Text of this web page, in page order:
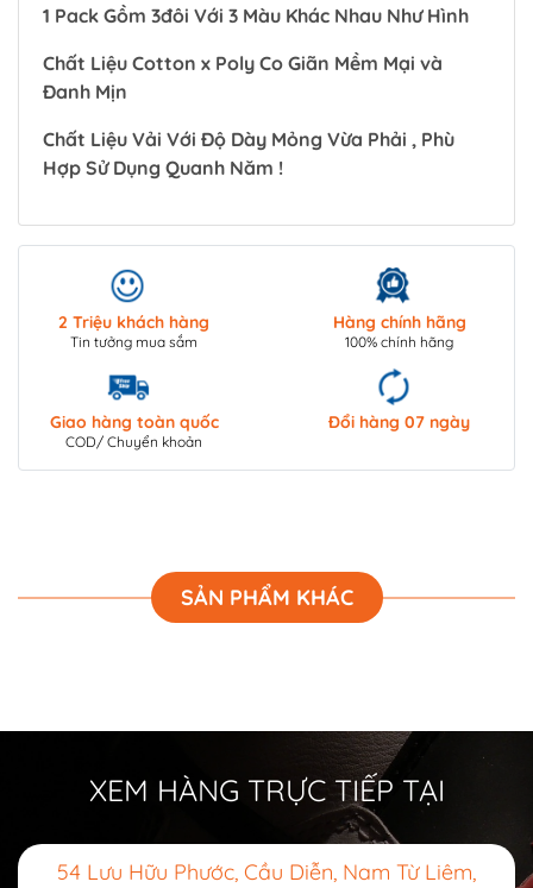
1 Pack Gồm 3đôi Với 3 Màu Khác Nhau Như Hình
Chất Liệu Cotton x Poly Co Giãn Mềm Mại và
Đanh Mịn
Chất Liệu Vải Với Độ Dày Mỏng Vừa Phải , Phù
Hợp Sử Dụng Quanh Năm !
2 Triệu khách hàng
Tin tưởng mua sắm
Hàng chính hãng
100% chính hãng
Giao hàng toàn quốc
COD/ Chuyển khoản
Đổi hàng 07 ngày
SẢN PHẨM KHÁC
XEM HÀNG TRỰC TIẾP TẠI
54 Lưu Hữu Phước, Cầu Diễn, Nam Từ Liêm,